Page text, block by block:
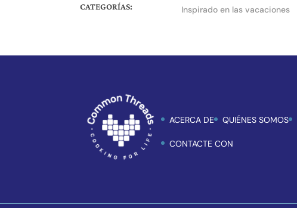
CATEGORÍAS:
Inspirado en las vacaciones
ACERCA DE QUIÉNES SOMOS
CONTACTE CON